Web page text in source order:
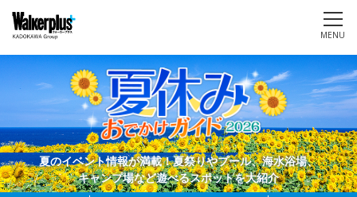
MENU
夏のイベント情報が満載！夏祭りやプール、海水浴場、
キャンプ場など遊べるスポットを大紹介